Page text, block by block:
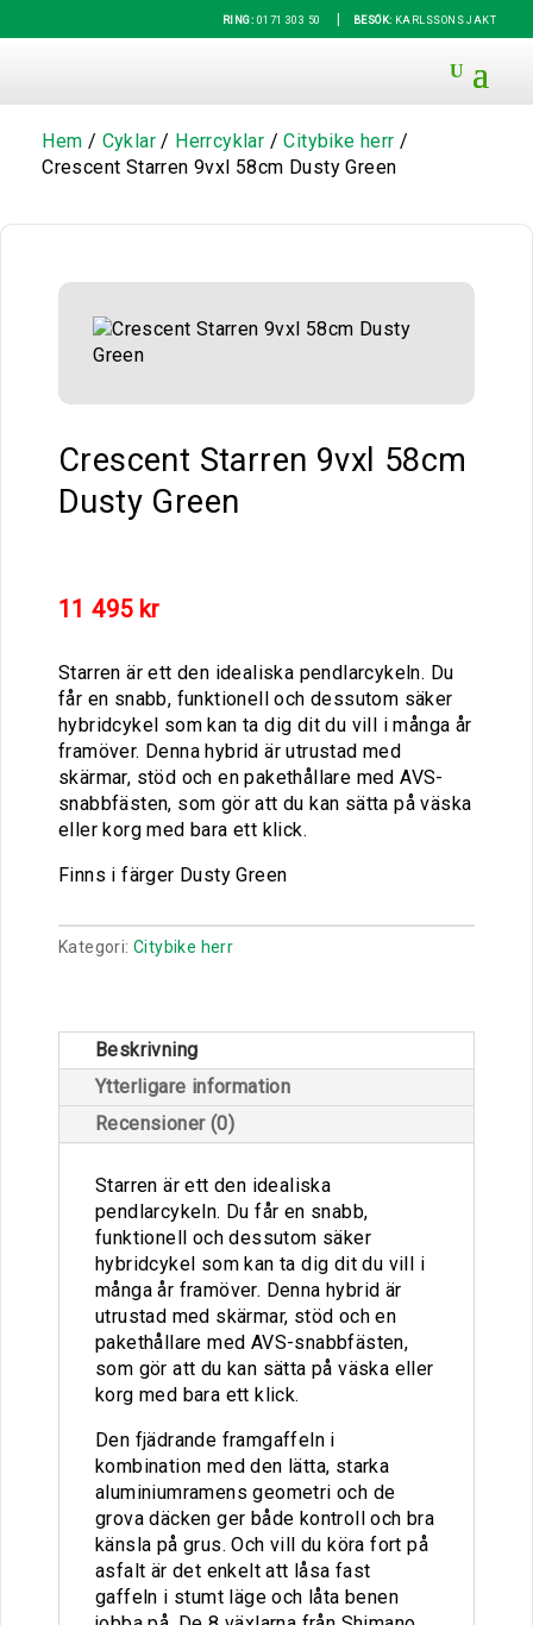
RING: 0171 303 50 BESÖK: KARLSSONS JAKT
Hem / Cyklar / Herrcyklar /Citybike herr /
Crescent Starren 9vxl 58cm Dusty Green
Crescent Starren 9vxl 58cm
Dusty Green
11 495 kr
Starren är ett den idealiska pendlarcykeln. Du
får en snabb, funktionell och dessutom säker
hybridcykel som kan ta dig dit du vill i många år
framöver. Denna hybrid är utrustad med
skärmar, stöd och en pakethållare med AVS-
snabbfästen, som gör att du kan sätta på väska
eller korg med bara ett klick.
Finns i färger Dusty Green
Kategori:Citybike herr
Beskrivning
Ytterligare information
Recensioner (0)
Starren är ett den idealiska
pendlarcykeln. Du får en snabb,
funktionell och dessutom säker
hybridcykel som kan ta dig dit du vill i
många år framöver. Denna hybrid är
utrustad med skärmar, stöd och en
pakethållare med AVS-snabbfästen,
som gör att du kan sätta på väska eller
korg med bara ett klick.
Den fjädrande framgaffeln i
kombination med den lätta, starka
aluminiumramens geometri och de
grova däcken ger både kontroll och bra
känsla på grus. Och vill du köra fort på
asfalt är det enkelt att låsa fast
gaffeln i stumt läge och låta benen